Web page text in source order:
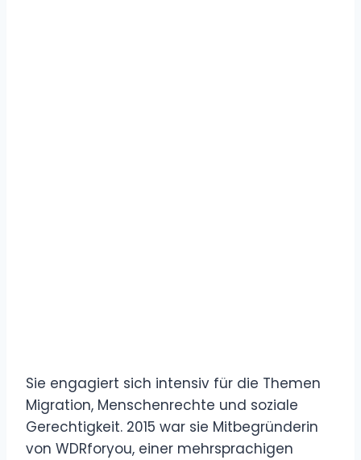
Sie engagiert sich intensiv für die Themen
Migration, Menschenrechte und soziale
Gerechtigkeit. 2015 war sie Mitbegründerin
von WDRforyou, einer mehrsprachigen